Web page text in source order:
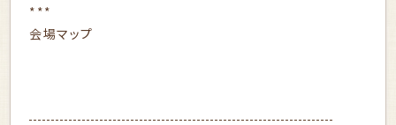
***
会場マップ